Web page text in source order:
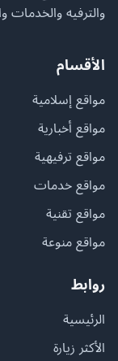
والترفيه والخدمات
الأقسام
مواقع إسلامية
مواقع أخبارية
مواقع ترفيهية
مواقع خدمات
مواقع تقنية
مواقع منوعة
روابط
الرئيسية
الأكثر زيارة